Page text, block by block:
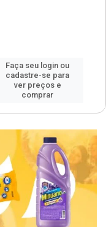
Faça seu login ou
cadastre-se para
ver preços e
comprar